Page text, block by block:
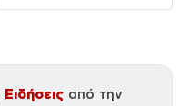
Ειδήσεις από την